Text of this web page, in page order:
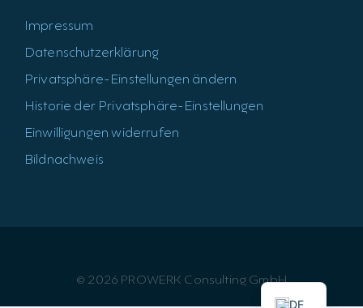
Impressum
Datenschutzerklärung
Privatsphäre-Einstellungen ändern
Historie der Privatsphäre-Einstellungen
Einwilligungen widerrufen
Bildnachweis
© 2026 PROWERK Consulting GmbH
DE